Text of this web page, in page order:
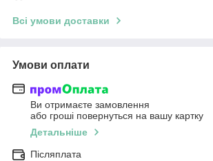
Всі умови доставки
Умови оплати
Ви отримаєте замовлення
або гроші повернуться на вашу картку
Детальніше
Післяплата